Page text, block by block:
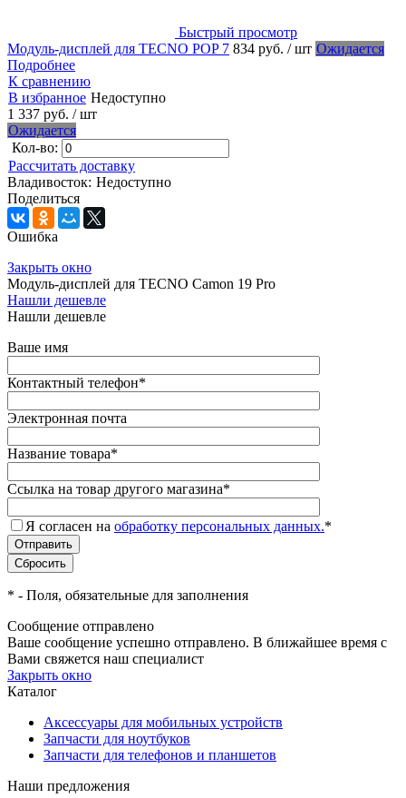
Быстрый просмотр
Модуль-дисплей для TECNO POP 7 834 руб. / шт Ожидается
Подробнее
К сравнению
В избранное Недоступно
1 337 руб. / шт
Ожидается
Кол-во:
Рассчитать доставку
Владивосток: Недоступно
Поделиться
Ошибка
Закрыть окно
Модуль-дисплей для TECNO Camon 19 Pro
Нашли дешевле
Нашли дешевле
Ваше имя
Контактный телефон*
Электронная почта
Название товара*
Ссылка на товар другого магазина*
Я согласен на обработку персональных данных.*
* - Поля, обязательные для заполнения
Сообщение отправлено
Ваше сообщение успешно отправлено. В ближайшее время с
Вами свяжется наш специалист
Закрыть окно
Каталог
Аксессуары для мобильных устройств
Запчасти для ноутбуков
Запчасти для телефонов и планшетов
Наши предложения